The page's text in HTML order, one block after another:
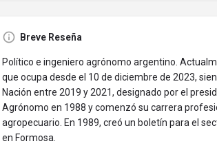
Breve Reseña
Político e ingeniero agrónomo argentino.
que ocupa desde el 10 de diciembre de 2023,
Nación entre 2019 y 2021, designado por el
Agrónomo en 1988 y comenzó su carrera
agropecuario. En 1989, creó un boletín para el
en Formosa.